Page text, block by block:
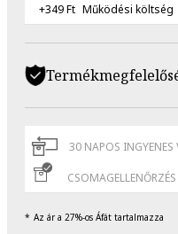
+349 Ft Működési költség
30 NAPOS INGYENES
Az ár a 27%-os Áfát tartalmazza